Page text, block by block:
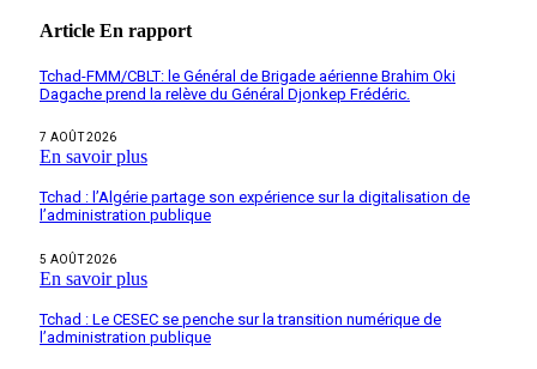
Article En rapport
Tchad-FMM/CBLT: le Général de Brigade aérienne Brahim Oki
Dagache prend la relève du Général Djonkep Frédéric.
7 AOÛT 2026
En savoir plus
Tchad : l’Algérie partage son expérience sur la digitalisation de
l’administration publique
5 AOÛT 2026
En savoir plus
Tchad : Le CESEC se penche sur la transition numérique de
l’administration publique